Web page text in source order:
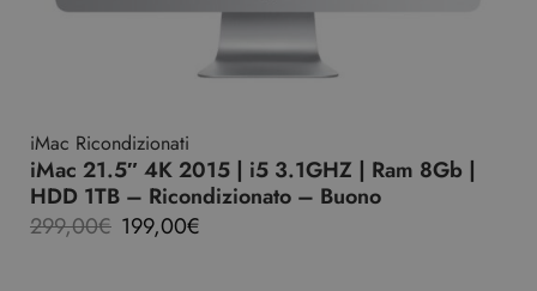
iMac Ricondizionati
iMac 21.5″ 4K 2015 | i5 3.1GHZ | Ram 8Gb |
HDD 1TB – Ricondizionato – Buono
299,00€ 199,00€